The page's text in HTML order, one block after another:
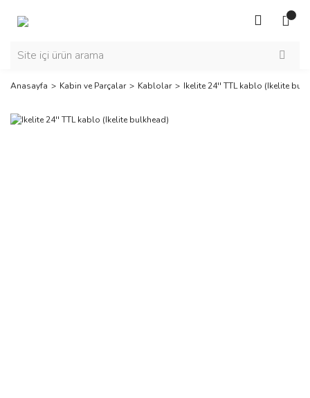
Anasayfa Kabin ve Parçalar Kablolar Ikelite 24'' TTL kablo (Ikelite